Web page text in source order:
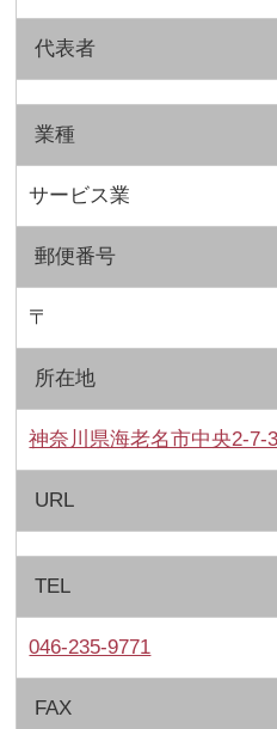
代表者
業種
サービス業
郵便番号
〒
所在地
神奈川県海老名市中央2-7-
URL
TEL
046-235-9771
FAX